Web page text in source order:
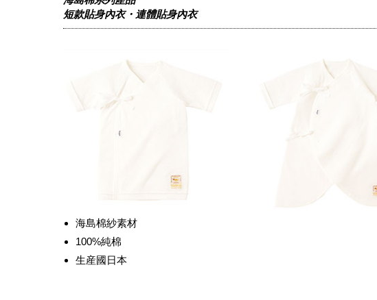
短款貼身內衣・連體貼身內衣
海島棉紗素材
100%純棉
生産國日本